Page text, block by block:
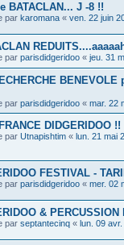
BATACLAN... J -8 !!
par karomana « ven. 22 juin
par parisdidgeridoo « jeu. 31
par parisdidgeridoo « mar. 22
DIDGERIDOO !!
par Utnapishtim « lun. 21 mai
FESTIVAL -
par parisdidgeridoo « mer. 02
& PERCUSSION
par septantecinq « lun. 09